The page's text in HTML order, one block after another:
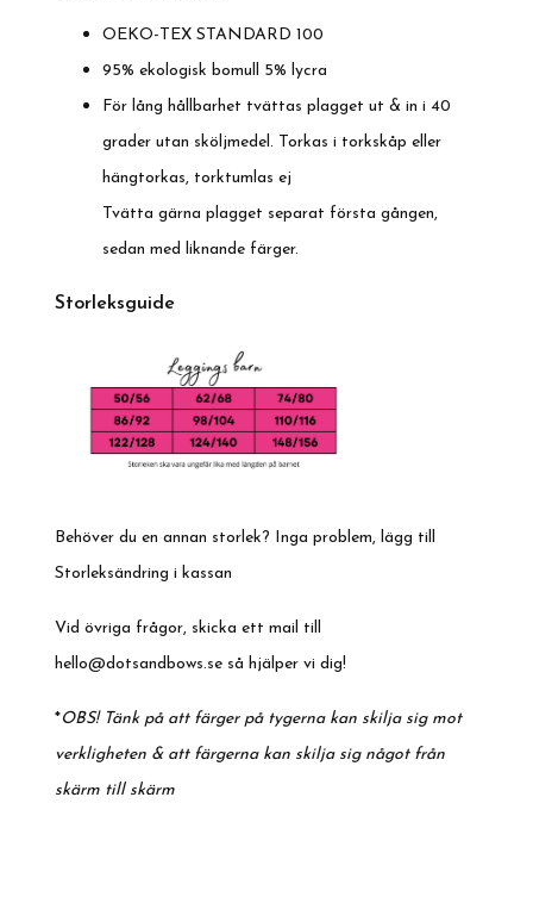
OEKO-TEX STANDARD 100
95% ekologisk bomull 5% lycra
För lång hållbarhet tvättas plagget ut & in i 40
grader utan sköljmedel. Torkas i torkskåp eller
hängtorkas, torktumlas ej
Tvätta gärna plagget separat första gången,
sedan med liknande färger.
Storleksguide
Behöver du en annan storlek? Inga problem, lägg till
Storleksändring i kassan
Vid övriga frågor, skicka ett mail till
hello@dotsandbows.se så hjälper vi dig!
*OBS! Tänk på att färger på tygerna kan skilja sig mot
verkligheten & att färgerna kan skilja sig något från
skärm till skärm